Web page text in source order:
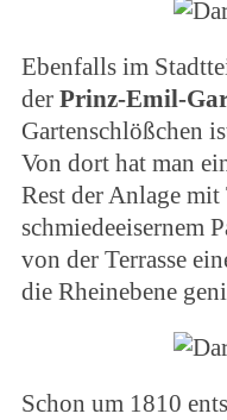
Ebenfalls im
der Prinz-Emil-
Gartenschlößchen
Von dort hat man
Rest der Anlage
schmiedeeisernem
von der Terrasse
die Rheinebene
Schon um 1810